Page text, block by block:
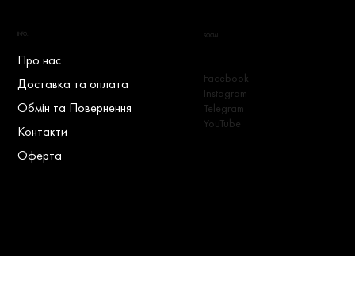
INFO.
Про нас
Доставка та оплата
Обмін та Повернення
Контакти
Оферта
SOCIAL.
Facebook
Instagram
Telegram
YouTube